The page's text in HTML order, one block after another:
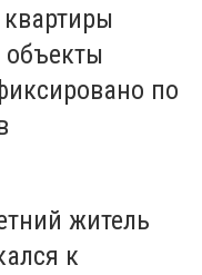
объекты
по
житель
к